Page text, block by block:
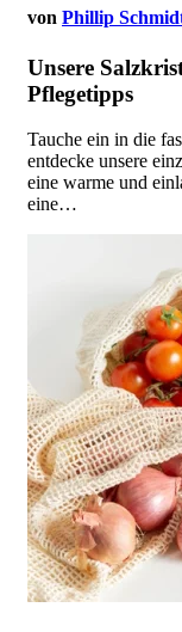
von Phillip
Unsere
Pflegetipps
Tauche ein in die
entdecke unsere
eine warme und
eine…